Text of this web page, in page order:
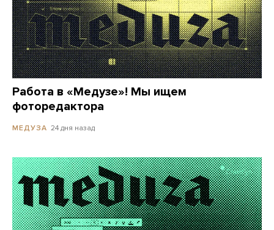
Работа в «Медузе»! Мы ищем
фоторедактора
МЕДУЗА 24 дня назад